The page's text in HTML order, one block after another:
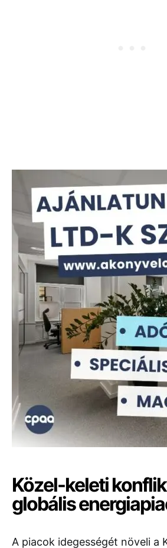
Közel-keleti
globális
A piacok idegességét növeli a